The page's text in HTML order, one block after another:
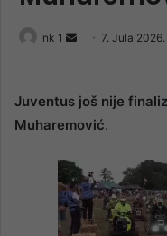
nk 1
Send7. Jula 2026.
Juventus još nije
Muharemović.